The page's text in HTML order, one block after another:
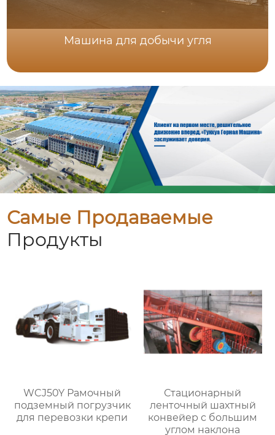
Машина для добычи угля
Самые Продаваемые
Продукты
WCJ50Y Рамочный
подземный погрузчик
для перевозки крепи
Стационарный
ленточный шахтный
конвейер с большим
углом наклона